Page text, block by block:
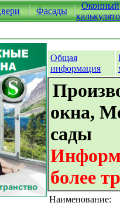
Фасады
Оконный
Общая
информация
окна,
сады
более
Наименование: